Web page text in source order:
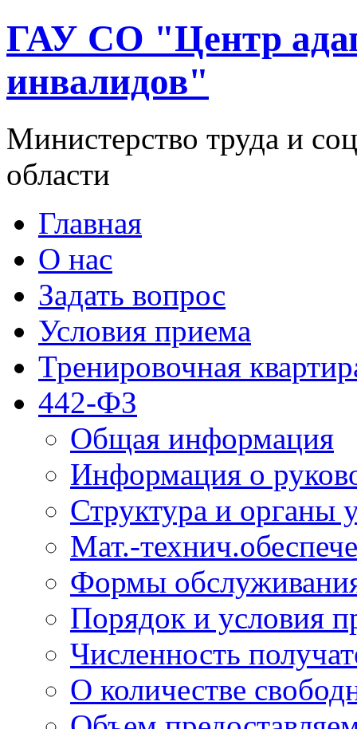
ГАУ СО "Центр
инвалидов"
Министерство труда и
области
Главная
О нас
Задать вопрос
Условия приема
Тренировочная
442-ФЗ
Общая информация
Информация о
Структура и органы
Мат.-
Формы
Порядок и условия
Численность
О количестве